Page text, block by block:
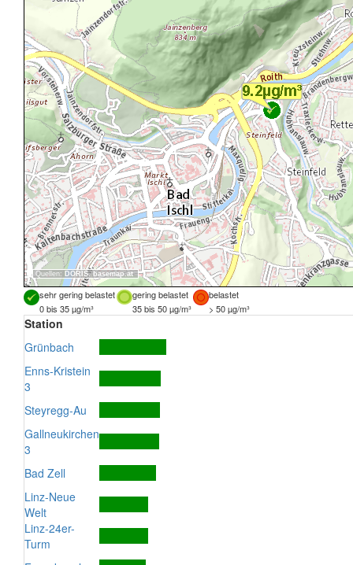
Quellen: DORIS, basemap.at
sehr gering belastet gering belastet
belastet
0 bis 35 µg/m³
35 bis 50 µg/m³ > 50 µg/m³
Station
Grünbach
Enns-Kristein
3
Steyregg-Au
Gallneukirchen
3
Bad Zell
Linz-Neue
Welt
Linz-24er-
Turm